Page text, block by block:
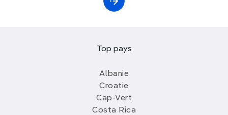
Top pays
Albanie
Croatie
Cap-Vert
Costa Rica